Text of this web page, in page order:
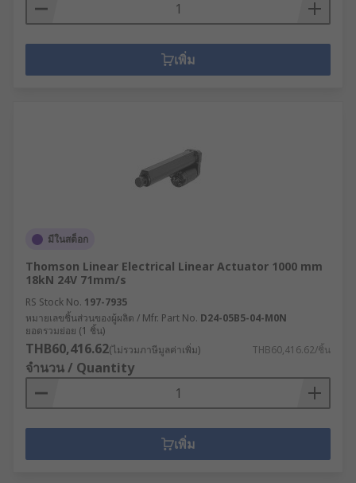
เพิ่ม
มีในสต็อก
Thomson Linear Electrical Linear Actuator 1000 mm
18kN 24V 71mm/s
RS Stock No. 197-7935
หมายเลขชิ้นส่วนของผู้ผลิต / Mfr. Part No. D24-05B5-04-M0N
ยอดรวมย่อย (1 ชิ้น)
THB60,416.62(ไม่รวมภาษีมูลค่าเพิ่ม) THB60,416.62/ชิ้น
จำนวน / Quantity
เพิ่ม